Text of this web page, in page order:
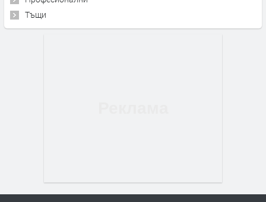
Тъщи